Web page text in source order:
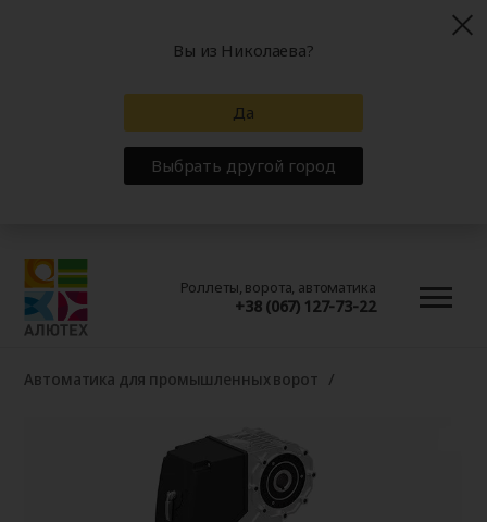
Роллеты, ворота, автоматика
+38 (067) 127-73-22
Автоматика для промышленных ворот
Вы из Николаева?
Да
Выбрать другой город